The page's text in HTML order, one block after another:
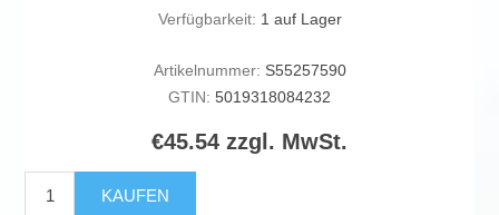
Verfügbarkeit: 1 auf Lager
Artikelnummer: S55257590
GTIN: 5019318084232
€45.54 zzgl. MwSt.
KAUFEN